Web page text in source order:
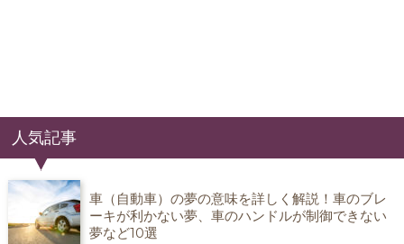
人気記事
車（自動車）の夢の意味を詳しく解説！車のブレ
ーキが利かない夢、車のハンドルが制御できない
夢など10選